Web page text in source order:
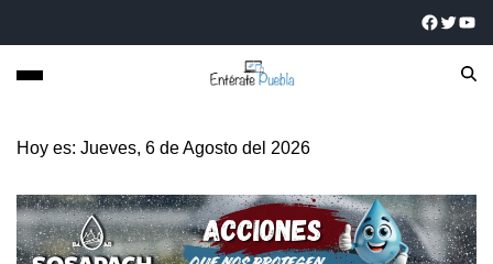
Hoy es: Jueves, 6 de Agosto del 2026